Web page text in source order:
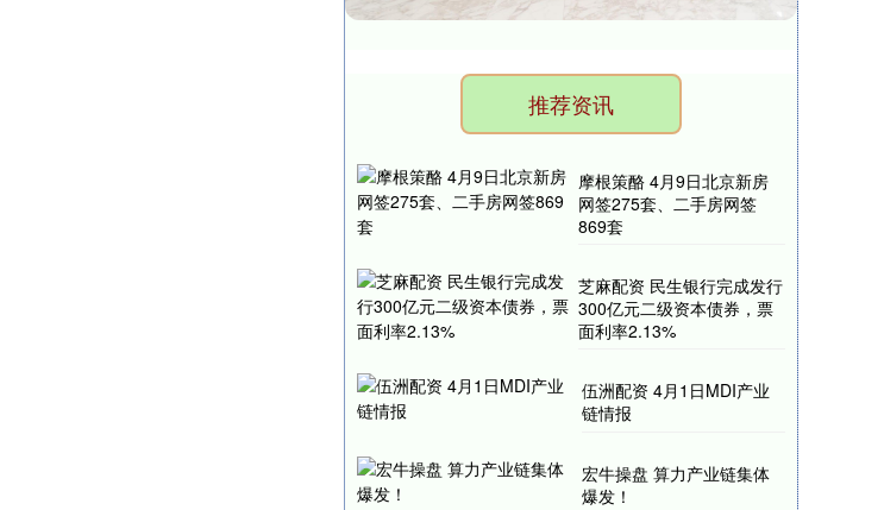
推荐资讯
摩根策酪 4月9日北京新房
网签275套、二手房网签
869套
芝麻配资 民生银行完成发行
300亿元二级资本债券，票
面利率2.13%
伍洲配资 4月1日MDI产业
链情报
宏牛操盘 算力产业链集体
爆发！